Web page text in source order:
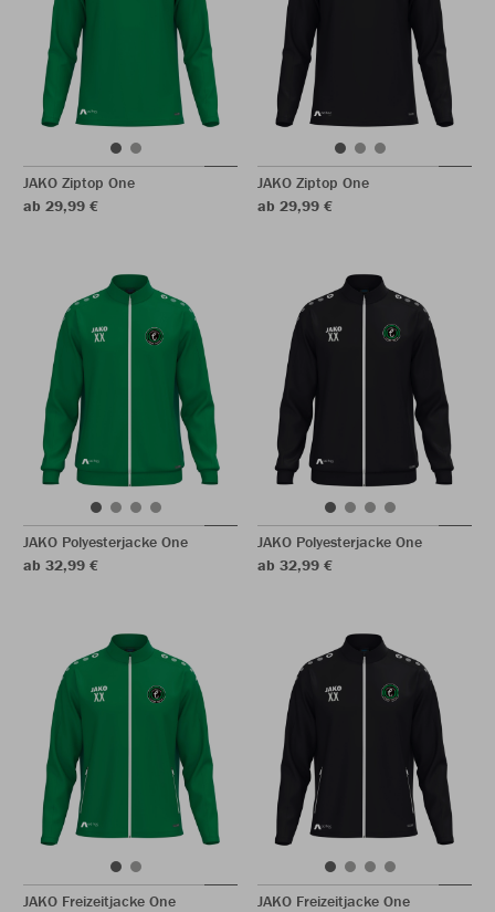
JAKO Ziptop One
ab 29,99 €
JAKO Ziptop One
ab 29,99 €
JAKO Polyesterjacke One
ab 32,99 €
JAKO Polyesterjacke One
ab 32,99 €
JAKO Freizeitjacke One JAKO Freizeitjacke One